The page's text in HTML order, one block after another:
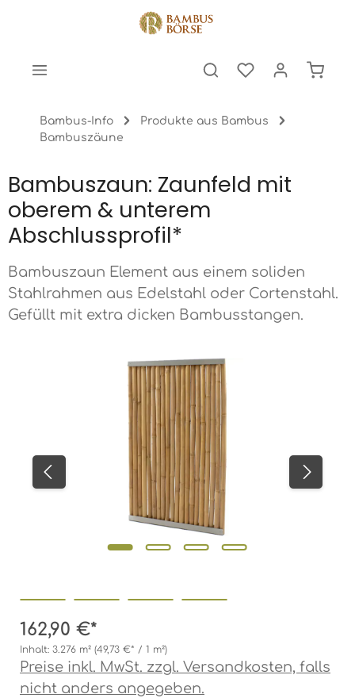
Bambus-Info
Produkte aus Bambus
Bambuszäune
Bambuszaun: Zaunfeld mit
oberem & unterem
Abschlussprofil*
Bambuszaun Element aus einem soliden
Stahlrahmen aus Edelstahl oder Cortenstahl.
Gefüllt mit extra dicken Bambusstangen.
Bildergalerie überspringen
162,90 €*
Inhalt: 3.276 m² (49,73 €* / 1 m²)
Preise inkl. MwSt. zzgl. Versandkosten, falls
nicht anders angegeben.